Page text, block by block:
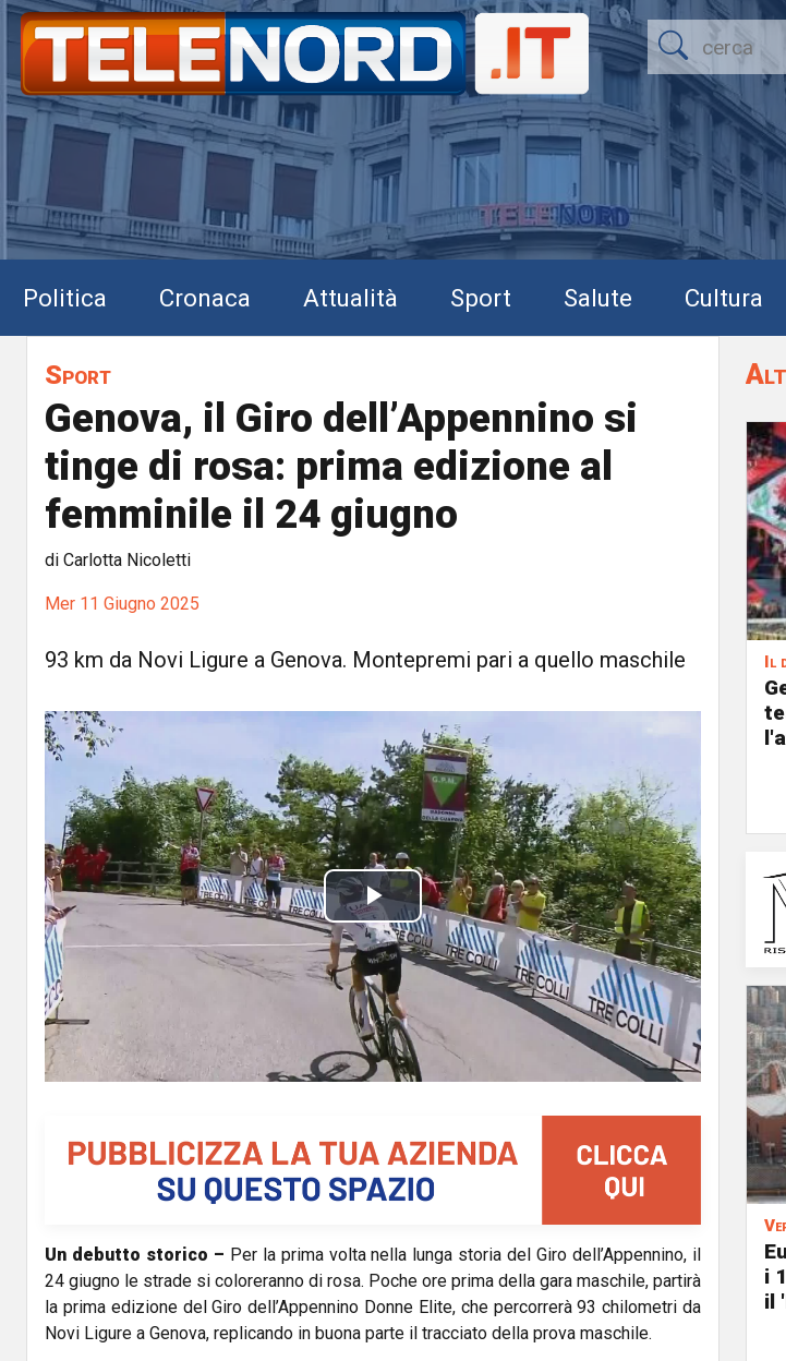
Politica Cronaca Attualità Sport Salute Cultura
Sport
Genova, il Giro dell’Appennino si
tinge di rosa: prima edizione al
femminile il 24 giugno
di Carlotta Nicoletti
Mer 11 Giugno 2025
93 km da Novi Ligure a Genova. Montepremi pari a quello maschile
P
l
a
y
i
e
o
Un debutto storico – Per la prima volta nella lunga storia del Giro dell’Appennino, il
24 giugno le strade si coloreranno di rosa. Poche ore prima della gara maschile, partirà
la prima edizione del Giro dell’Appennino Donne Elite, che percorrerà 93 chilometri da
Novi Ligure a Genova, replicando in buona parte il tracciato della prova maschile.
Il
i
il